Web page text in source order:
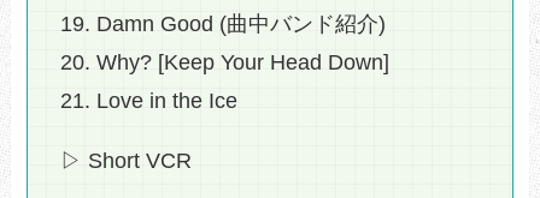
19. Damn Good (曲中バンド紹介)
20. Why? [Keep Your Head Down]
21. Love in the Ice
▷ Short VCR